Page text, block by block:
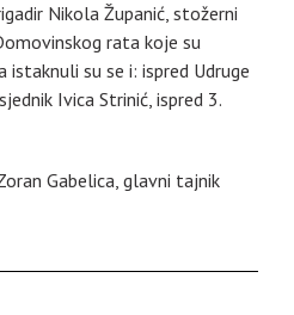
Nikola Županić, stožerni
rata koje su
su se i: ispred Udruge
Ivica Strinić, ispred 3.
Gabelica, glavni tajnik